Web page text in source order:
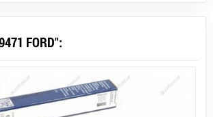
FORD":